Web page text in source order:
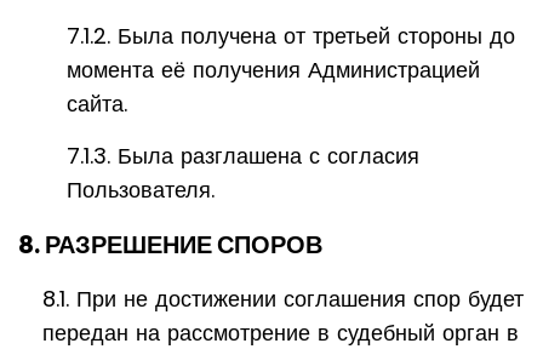
7.1.2. Была получена от третьей стороны до
момента её получения Администрацией
сайта.
7.1.3. Была разглашена с согласия
Пользователя.
8. РАЗРЕШЕНИЕ СПОРОВ
8.1. При не достижении соглашения спор будет
передан на рассмотрение в судебный орган в